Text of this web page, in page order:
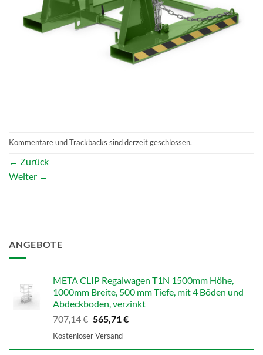
Kommentare und Trackbacks sind derzeit geschlossen.
← Zurück
Weiter →
ANGEBOTE
META CLIP Regalwagen T1N 1500mm Höhe,
1000mm Breite, 500 mm Tiefe, mit 4 Böden und
Abdeckboden, verzinkt
707,14€ Ursprünglicher
Preis
565,71€Aktueller
Kostenloser Versand